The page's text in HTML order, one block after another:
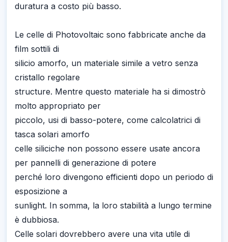
duratura a costo più basso.
Le celle di Photovoltaic sono fabbricate anche da
film sottili di
silicio amorfo, un materiale simile a vetro senza
cristallo regolare
structure. Mentre questo materiale ha si dimostrò
molto appropriato per
piccolo, usi di basso-potere, come calcolatrici di
tasca solari amorfo
celle siliciche non possono essere usate ancora
per pannelli di generazione di potere
perché loro divengono efficienti dopo un periodo di
esposizione a
sunlight. In somma, la loro stabilità a lungo termine
è dubbiosa.
Celle solari dovrebbero avere una vita utile di